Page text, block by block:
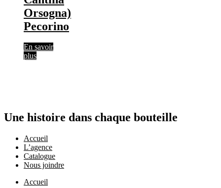
Orsogna)
Pecorino
En savoir
plus
Une histoire dans chaque bouteille
Accueil
L’agence
Catalogue
Nous joindre
Accueil